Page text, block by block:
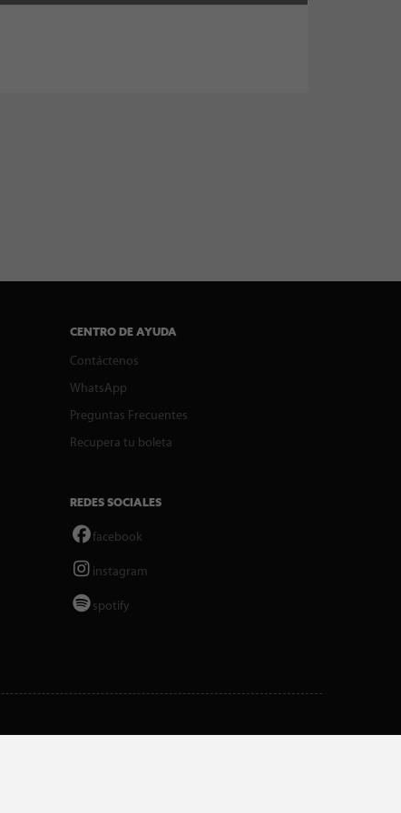
CENTRO DE AYUDA
Contáctenos
WhatsApp
Preguntas Frecuentes
Recupera tu boleta
REDES SOCIALES
facebook
instagram
spotify